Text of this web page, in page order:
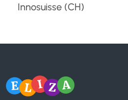
Innosuisse (CH)